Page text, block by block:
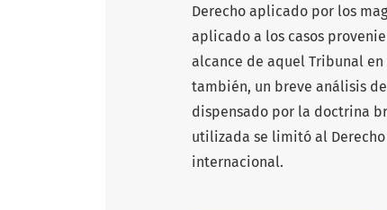
Derecho aplicado por los
aplicado a los casos
alcance de aquel Tribunal
también, un breve análisis
dispensado por la doctrina
utilizada se limitó al
internacional.